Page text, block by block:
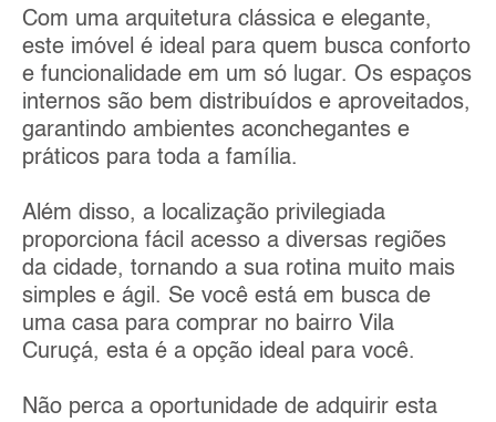
Com uma arquitetura clássica e elegante,
este imóvel é ideal para quem busca conforto
e funcionalidade em um só lugar. Os espaços
internos são bem distribuídos e aproveitados,
garantindo ambientes aconchegantes e
práticos para toda a família.
Além disso, a localização privilegiada
proporciona fácil acesso a diversas regiões
da cidade, tornando a sua rotina muito mais
simples e ágil. Se você está em busca de
uma casa para comprar no bairro Vila
Curuçá, esta é a opção ideal para você.
Não perca a oportunidade de adquirir esta